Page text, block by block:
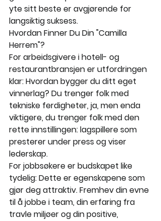
yte sitt beste er avgjørende for
langsiktig suksess.
Hvordan Finner Du Din "Camilla
Herrem"?
For arbeidsgivere i hotell- og
restaurantbransjen er utfordringen
klar: Hvordan bygger du ditt eget
vinnerlag? Du trenger folk med
tekniske ferdigheter, ja, men enda
viktigere, du trenger folk med den
rette innstillingen: lagspillere som
presterer under press og viser
lederskap.
For jobbsøkere er budskapet like
tydelig: Dette er egenskapene som
gjør deg attraktiv. Fremhev din evne
til å jobbe i team, din erfaring fra
travle miljøer og din positive,